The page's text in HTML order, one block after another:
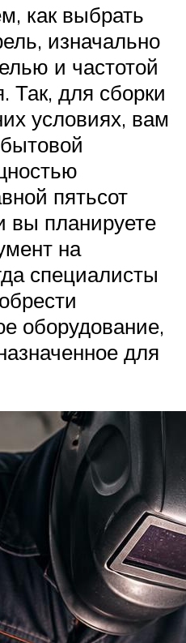
как выбрать
изначально
и частотой
Так, для сборки
условиях, вам
пятьсот
вы планируете
на
специалисты
оборудование,
для